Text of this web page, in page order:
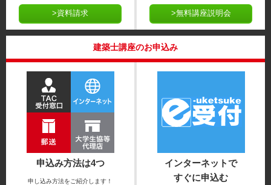
>資料請求 >無料講座説明会
建築士講座のお申込み
申込み方法は4つ
申し込み方法をご紹介します！
インターネットで
すぐに申込む